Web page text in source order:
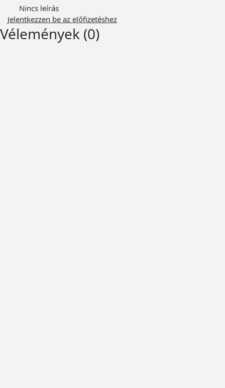
Nincs leírás
Jelentkezzen be az előfizetéshez
Vélemények (0)